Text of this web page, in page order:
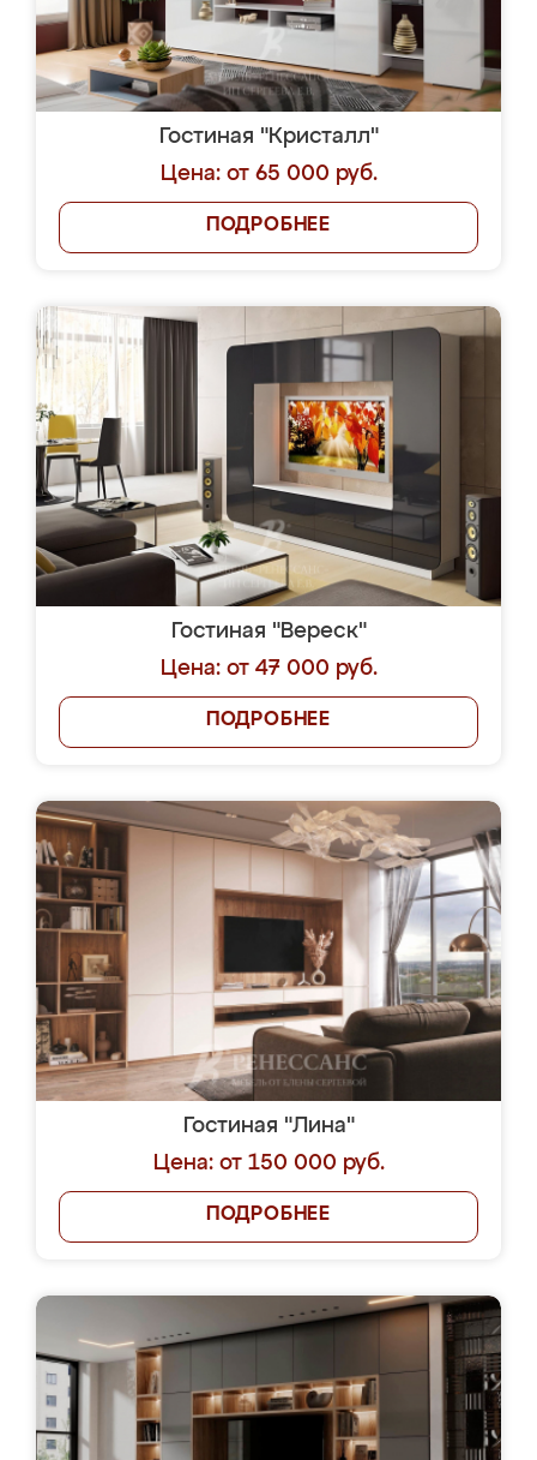
Гостиная "Кристалл"
Цена: от 65 000 руб.
ПОДРОБНЕЕ
Гостиная "Вереск"
Цена: от 47 000 руб.
ПОДРОБНЕЕ
Гостиная "Лина"
Цена: от 150 000 руб.
ПОДРОБНЕЕ